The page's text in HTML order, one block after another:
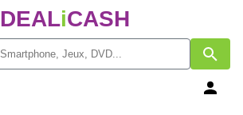
DEALiCASH